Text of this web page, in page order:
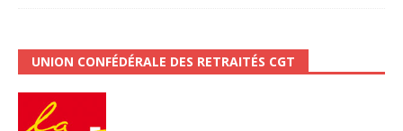
UNION CONFÉDÉRALE DES RETRAITÉS CGT